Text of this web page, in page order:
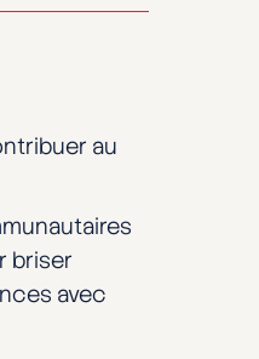
au
briser
avec